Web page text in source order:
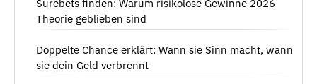
Surebets finden: Warum risikolose Gewinne 2026
Theorie geblieben sind
Doppelte Chance erklärt: Wann sie Sinn macht, wann
sie dein Geld verbrennt